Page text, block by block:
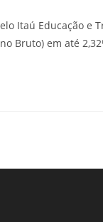
Itaú Educação e
Bruto) em até